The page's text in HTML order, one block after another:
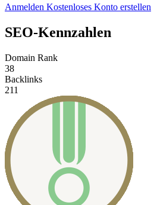
Anmelden Kostenloses Konto erstellen
SEO-Kennzahlen
Domain Rank
38
Backlinks
211